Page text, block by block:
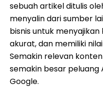
sebuah artikel ditulis
menyalin dari sumber
bisnis untuk
akurat, dan memiliki
Semakin relevan
semakin besar peluang
Google.